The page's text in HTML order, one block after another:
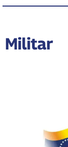
Militar